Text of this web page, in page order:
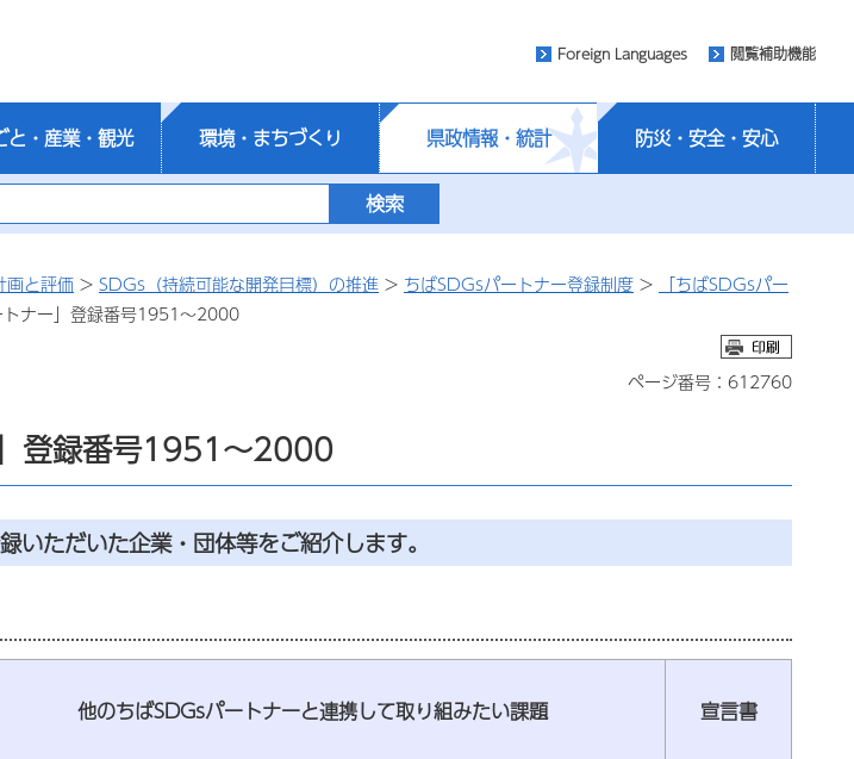
Foreign Languages 閲覧補助機能
と・産業・観光 環境・まちづくり 県政情報・統計 防災・安全・安心
画と評価 > SDGs（持続可能な開発目標）の推進 > ちばSDGsパートナー登録制度 >
「ちばSDGsパー
ナー」登録番号1951～2000
ページ番号：612760
」登録番号1951～2000
いただいた企業・団体等をご紹介します。
他のちばSDGsパートナーと連携して取り組みたい課題 宣言書